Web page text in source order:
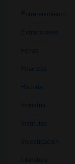
Entretenimiento
Extracciones
Ferias
Finanzas
Historia
Industria
Institutos
Investigación
Literatura